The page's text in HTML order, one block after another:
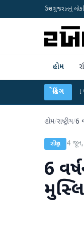
ઉત્તર ગુજરાતનું
હોમ
બ્રેકિંગ
અને ડેટા પ્લાન ●
હોમ/રાષ્ટ્રીય/6
રાષ્ટ્રીય 4
6